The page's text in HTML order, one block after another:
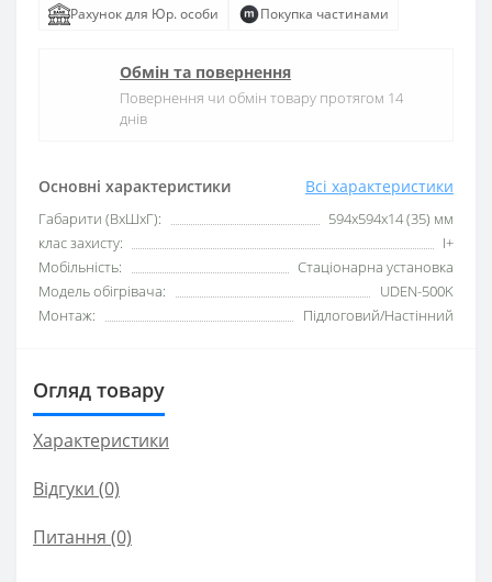
Основні характеристики Всі характеристики
Габарити (ВхШхГ):
594х594х14 (35) мм
клас захисту:
I+
Мобільність:
Стаціонарна установка
Модель обігрівача:
UDEN-500K
Монтаж:
Підлоговий/Настінний
Рахунок для Юр. особи
Покупка частинами
Обмін та повернення
Повернення чи обмін товару протягом 14
днів
Огляд товару
Характеристики
Відгуки (0)
Питання (0)